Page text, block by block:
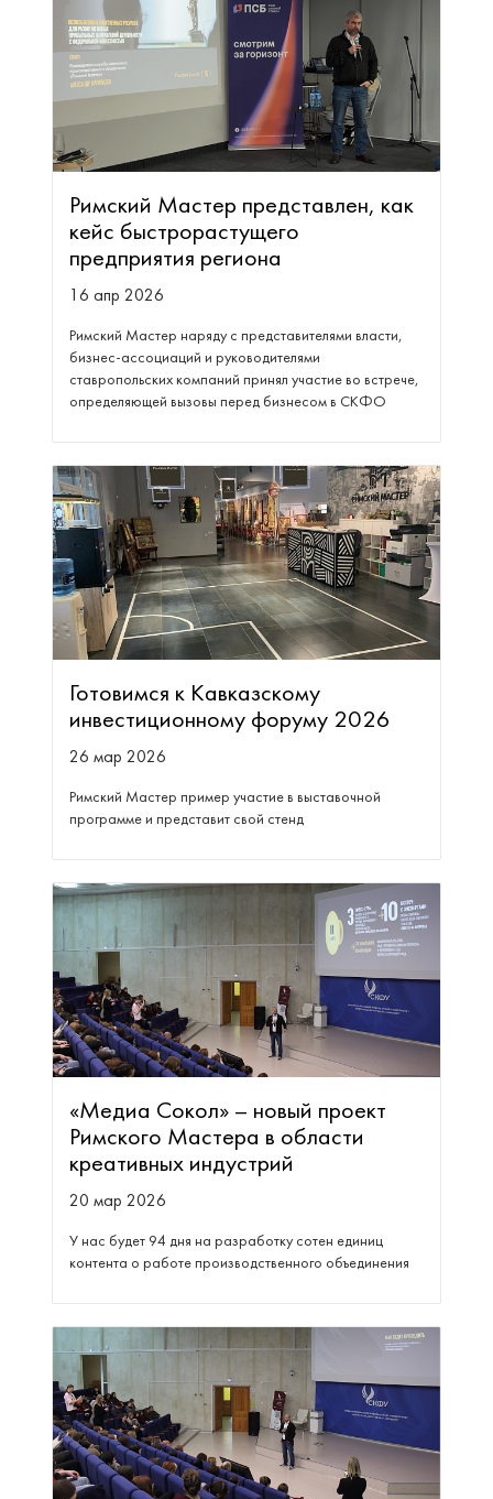
Римский Мастер представлен, как
кейс быстрорастущего
предприятия региона
16 апр 2026
Римский Мастер наряду с представителями власти,
бизнес-ассоциаций и руководителями
ставропольских компаний принял участие во встрече,
определяющей вызовы перед бизнесом в СКФО
Готовимся к Кавказскому
инвестиционному форуму 2026
26 мар 2026
Римский Мастер пример участие в выставочной
программе и представит свой стенд
«Медиа Сокол» – новый проект
Римского Мастера в области
креативных индустрий
20 мар 2026
У нас будет 94 дня на разработку сотен единиц
контента о работе производственного объединения